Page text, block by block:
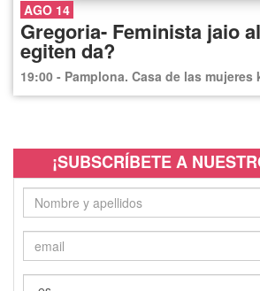
AGO 14
Gregoria- Feminista jaio
egiten da?
19:00 - Pamplona. Casa de las mujeres
¡SUBSCRÍBETE A